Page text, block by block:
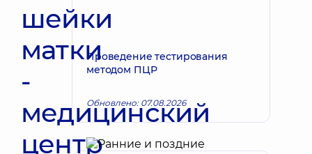
шейки
матки
-
медицинский
центр
Проведение тестирования
методом ПЦР
Обновлено: 07.08.2026